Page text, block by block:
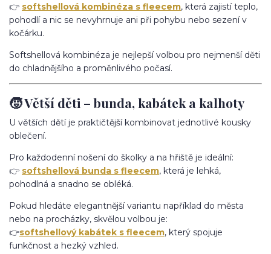
👉 softshellová kombinéza s fleecem, která zajistí teplo,
pohodlí a nic se nevyhrnuje ani při pohybu nebo sezení v
kočárku.
Softshellová kombinéza je nejlepší volbou pro nejmenší děti
do chladnějšího a proměnlivého počasí.
🧒 Větší děti – bunda, kabátek a kalhoty
U větších dětí je praktičtější kombinovat jednotlivé kousky
oblečení.
Pro každodenní nošení do školky a na hřiště je ideální:
👉 softshellová bunda s fleecem, která je lehká,
pohodlná a snadno se obléká.
Pokud hledáte elegantnější variantu například do města
nebo na procházky, skvělou volbou je:
👉softshellový kabátek s fleecem, který spojuje
funkčnost a hezký vzhled.